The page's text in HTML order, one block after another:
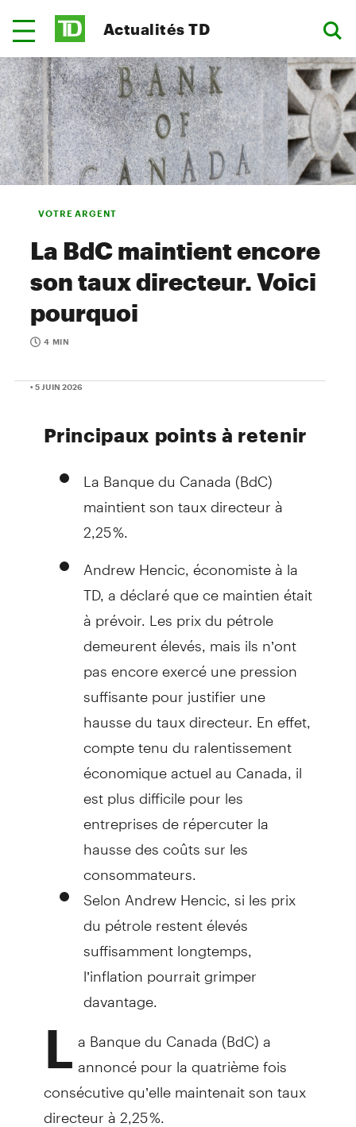
Actualités TD
VOTRE ARGENT
La BdC maintient encore
son taux directeur. Voici
pourquoi
4 MIN
• 5 JUIN 2026
Principaux points à retenir
La Banque du Canada (BdC)
maintient son taux directeur à
2,25 %.
Andrew Hencic, économiste à la
TD, a déclaré que ce maintien était
à prévoir. Les prix du pétrole
demeurent élevés, mais ils n’ont
pas encore exercé une pression
suffisante pour justifier une
hausse du taux directeur. En effet,
compte tenu du ralentissement
économique actuel au Canada, il
est plus difficile pour les
entreprises de répercuter la
hausse des coûts sur les
consommateurs.
Selon Andrew Hencic, si les prix
du pétrole restent élevés
suffisamment longtemps,
l’inflation pourrait grimper
davantage.
L a Banque du Canada (BdC) a
annoncé pour la quatrième fois
consécutive qu’elle maintenait son taux
directeur à 2,25 %.